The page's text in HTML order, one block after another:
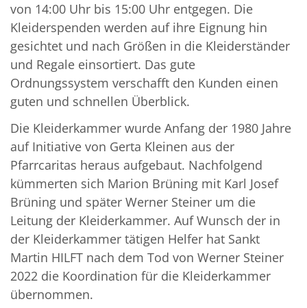
von 14:00 Uhr bis 15:00 Uhr entgegen. Die
Kleiderspenden werden auf ihre Eignung hin
gesichtet und nach Größen in die Kleiderständer
und Regale einsortiert. Das gute
Ordnungssystem verschafft den Kunden einen
guten und schnellen Überblick.
Die Kleiderkammer wurde Anfang der 1980 Jahre
auf Initiative von Gerta Kleinen aus der
Pfarrcaritas heraus aufgebaut. Nachfolgend
kümmerten sich Marion Brüning mit Karl Josef
Brüning und später Werner Steiner um die
Leitung der Kleiderkammer. Auf Wunsch der in
der Kleiderkammer tätigen Helfer hat Sankt
Martin HILFT nach dem Tod von Werner Steiner
2022 die Koordination für die Kleiderkammer
übernommen.